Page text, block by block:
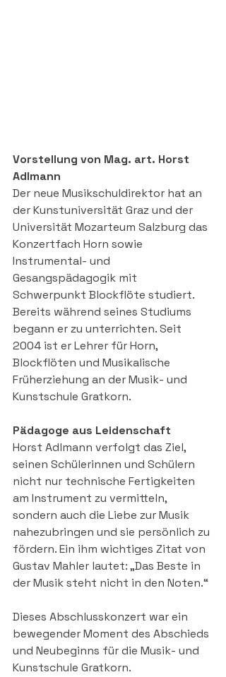
Vorstellung von Mag. art. Horst
Adlmann
Der neue Musikschuldirektor hat an
der Kunstuniversität Graz und der
Universität Mozarteum Salzburg das
Konzertfach Horn sowie
Instrumental- und
Gesangspädagogik mit
Schwerpunkt Blockflöte studiert.
Bereits während seines Studiums
begann er zu unterrichten. Seit
2004 ist er Lehrer für Horn,
Blockflöten und Musikalische
Früherziehung an der Musik- und
Kunstschule Gratkorn.
Pädagoge aus Leidenschaft
Horst Adlmann verfolgt das Ziel,
seinen Schülerinnen und Schülern
nicht nur technische Fertigkeiten
am Instrument zu vermitteln,
sondern auch die Liebe zur Musik
nahezubringen und sie persönlich zu
fördern. Ein ihm wichtiges Zitat von
Gustav Mahler lautet: „Das Beste in
der Musik steht nicht in den Noten.“
Dieses Abschlusskonzert war ein
bewegender Moment des Abschieds
und Neubeginns für die Musik- und
Kunstschule Gratkorn.